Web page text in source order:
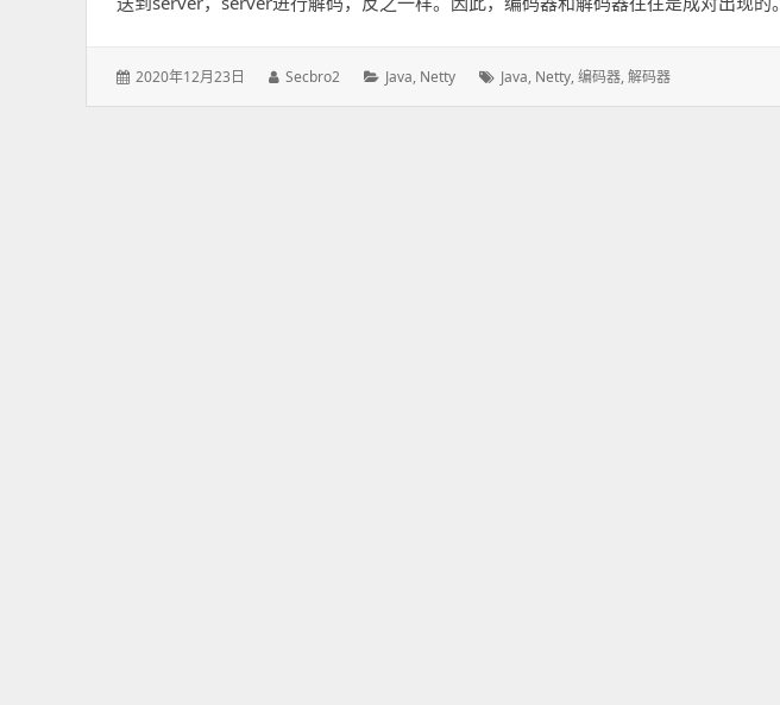
发
2020年12月23日
作
Secbro2
分
Java, Netty
标
Java, Netty,编码器,解码器